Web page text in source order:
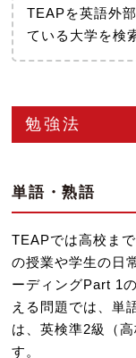
TEAPを英語外
ている大学を検
勉強法
単語・熟語
TEAPでは高校ま
の授業や学生の日
ーディングPart 1
える問題では、単
は、英検準2級（
す。